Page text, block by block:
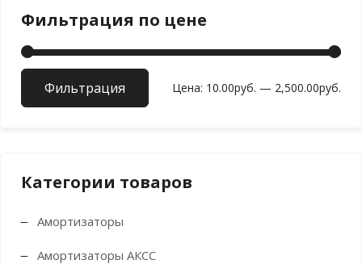
Фильтрация по цене
Фильтрация Цена: 10.00руб. — 2,500.00руб.
Категории товаров
Амортизаторы
Амортизаторы АКСС